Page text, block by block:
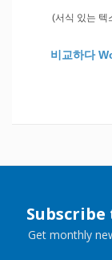
(서식 있는 텍
비교하다
Get monthly